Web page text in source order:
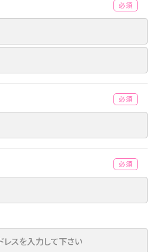
(必須)
(必須)
(必須)